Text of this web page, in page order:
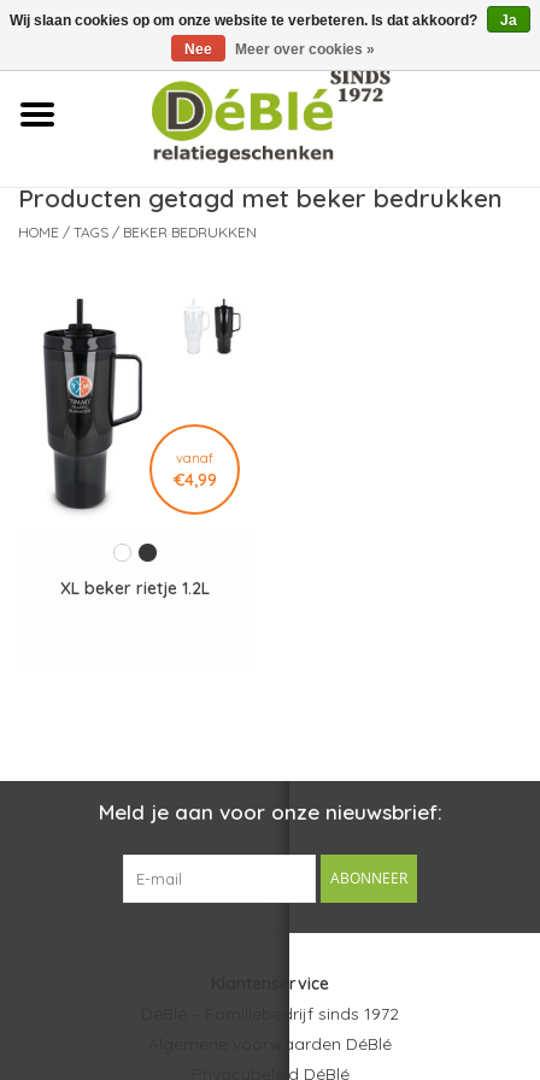
Over ons
Contact
Nieuws
Leveringsvoorwaarden
Producten getagd met beker bedrukken
HOME / TAGS / BEKER BEDRUKKEN
vanaf
€4,99
XL beker rietje 1.2L
Meld je aan voor onze nieuwsbrief:
ABONNEER
Klantenservice
DéBlé – Familiebedrijf sinds 1972
Algemene voorwaarden DéBlé
Privacybeleid DéBlé
Wij slaan cookies op om onze website te verbeteren. Is dat akkoord?
Ja
Nee
Meer over cookies »